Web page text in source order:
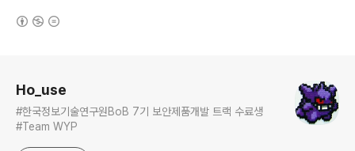
Ho_use
#한국정보기술연구원BoB 7기 보안제품개발 트랙 수료생
#Team WYP